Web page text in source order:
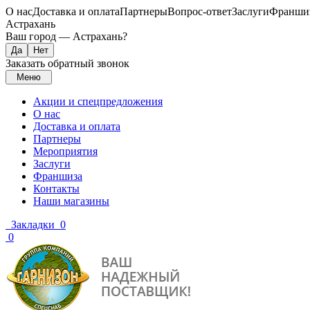
О насДоставка и оплатаПартнерыВопрос-ответЗаслуги
Астрахань
Ваш город — Астрахань?
Заказать обратный звонок
Меню
Акции и спецпредложения
О нас
Доставка и оплата
Партнеры
Мероприятия
Заслуги
Франшиза
Контакты
Наши магазины
Закладки 0
0